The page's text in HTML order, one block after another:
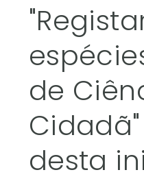
de
desta